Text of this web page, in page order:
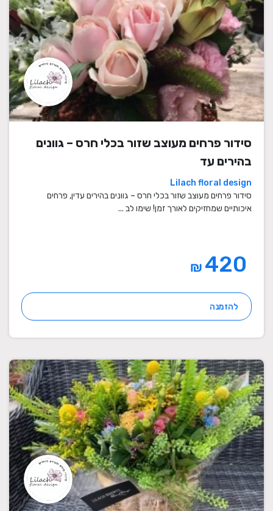
סידור פרחים מעוצב שזור בכלי חרס – גוונים
בהירים עד
Lilach floral design
סידור פרחים מעוצב שזור בכלי חרס – גוונים בהירים עדין, פרחים
איכותיים שמחזיקים לאורך זמן! שימו לב ...
₪
להזמנה